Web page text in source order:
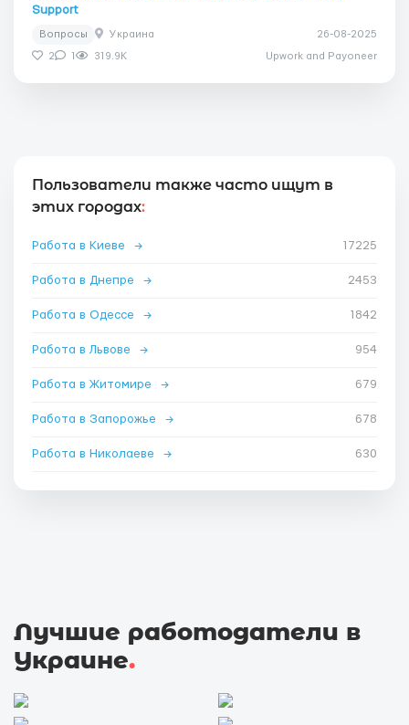
Support
Вопросы Украина 26-08-2025
2 1 319.9K Upwork and Payoneer
Пользователи также часто ищут в
этих городах:
Работа в Киеве → 17225
Работа в Днепре → 2453
Работа в Одессе → 1842
Работа в Львове → 954
Работа в Житомире → 679
Работа в Запорожье → 678
Работа в Николаеве → 630
Лучшие работодатели в
Украине.